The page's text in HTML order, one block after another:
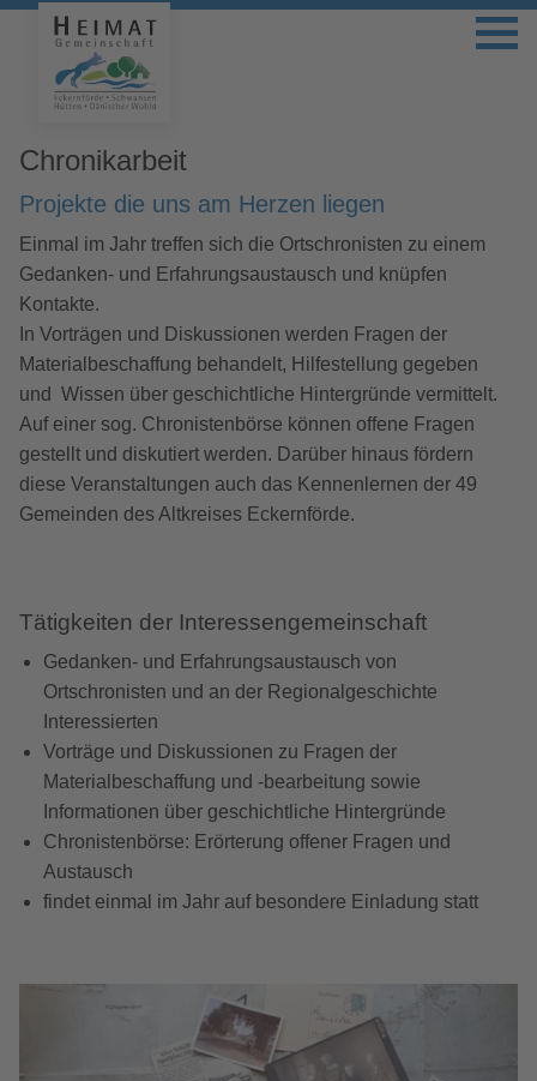
Chronikarbeit
Projekte die uns am Herzen liegen
Einmal im Jahr treffen sich die Ortschronisten zu einem
Gedanken- und Erfahrungsaustausch und knüpfen
Kontakte.
In Vorträgen und Diskussionen werden Fragen der
Materialbeschaffung behandelt, Hilfestellung gegeben
und Wissen über geschichtliche Hintergründe vermittelt.
Auf einer sog. Chronistenbörse können offene Fragen
gestellt und diskutiert werden. Darüber hinaus fördern
diese Veranstaltungen auch das Kennenlernen der 49
Gemeinden des Altkreises Eckernförde.
Tätigkeiten der Interessengemeinschaft
Gedanken- und Erfahrungsaustausch von
Ortschronisten und an der Regionalgeschichte
Interessierten
Vorträge und Diskussionen zu Fragen der
Materialbeschaffung und -bearbeitung sowie
Informationen über geschichtliche Hintergründe
Chronistenbörse: Erörterung offener Fragen und
Austausch
findet einmal im Jahr auf besondere Einladung statt